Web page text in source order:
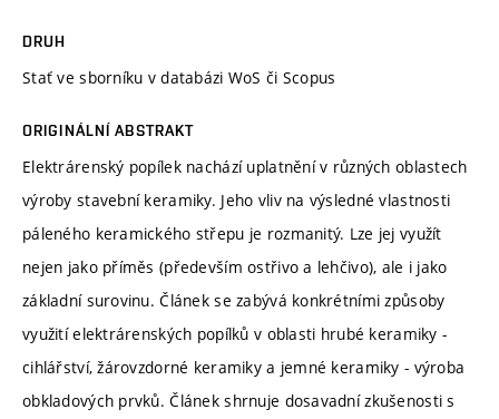
DRUH
Stať ve sborníku v databázi WoS či Scopus
ORIGINÁLNÍ ABSTRAKT
Elektrárenský popílek nachází uplatnění v různých oblastech
výroby stavební keramiky. Jeho vliv na výsledné vlastnosti
páleného keramického střepu je rozmanitý. Lze jej využít
nejen jako příměs (především ostřivo a lehčivo), ale i jako
základní surovinu. Článek se zabývá konkrétními způsoby
využití elektrárenských popílků v oblasti hrubé keramiky -
cihlářství, žárovzdorné keramiky a jemné keramiky - výroba
obkladových prvků. Článek shrnuje dosavadní zkušenosti s